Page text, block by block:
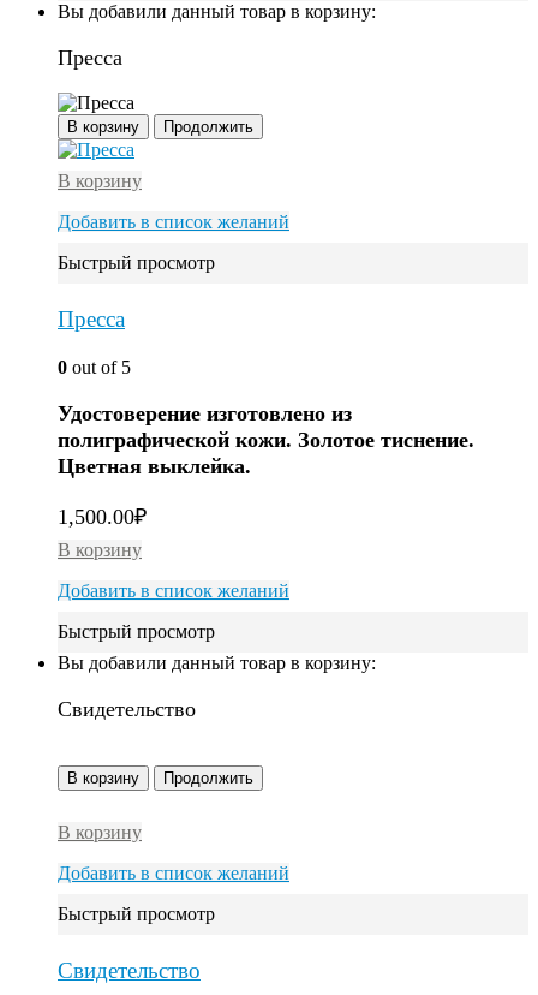
Вы добавили данный товар в корзину:
Пресса
В корзину Продолжить
В корзину
Добавить в список желаний
Быстрый просмотр
Пресса
0 out of 5
Удостоверение изготовлено из
полиграфической кожи. Золотое тиснение.
Цветная выклейка.
1,500.00₽
В корзину
Добавить в список желаний
Быстрый просмотр
Вы добавили данный товар в корзину:
Свидетельство
В корзину Продолжить
В корзину
Добавить в список желаний
Быстрый просмотр
Свидетельство